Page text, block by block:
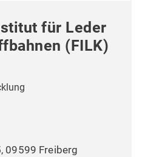
für Leder
(FILK)
09599 Freiberg